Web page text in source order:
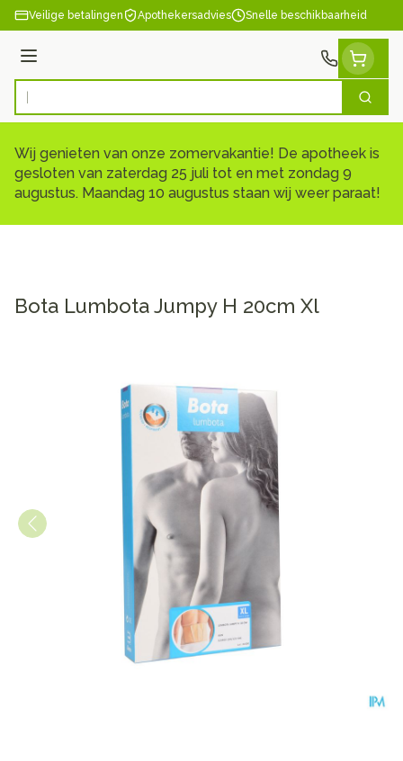
Ga naar de inhoud
Veilige betalingen Apothekersadvies Snelle beschikbaarheid
Menu
Product, merk, categorie... Zoek
Wij genieten van onze zomervakantie! De apotheek is
gesloten van zaterdag 25 juli tot en met zondag 9
augustus. Maandag 10 augustus staan wij weer paraat!
Bota Lumbota Jumpy H 20cm Xl